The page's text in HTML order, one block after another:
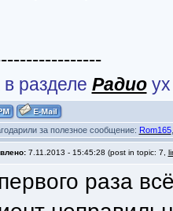
в разделе Радиоух
за полезное сообщение: Rom165
7.11.2013 - 15:45:28 (post in topic: 7,
раза